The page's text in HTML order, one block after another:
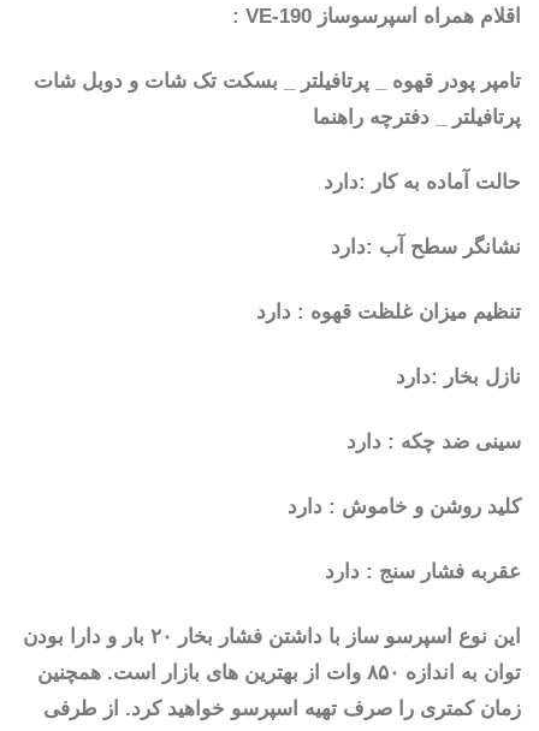
اقلام همراه اسپرسوساز VE-190 :
تامپر پودر قهوه _ پرتافیلتر _ بسکت تک شات و دوبل شات
پرتافیلتر _ دفترچه راهنما
حالت آماده به کار :دارد
نشانگر سطح آب :دارد
تنظیم میزان غلظت قهوه : دارد
نازل بخار :دارد
سینی ضد چکه : دارد
کلید روشن و خاموش : دارد
عقربه فشار سنج : دارد
این نوع اسپرسو ساز با داشتن فشار بخار ۲۰ بار و دارا بودن
توان به اندازه ۸۵۰ وات از بهترین های بازار است. همچنین
زمان کمتری را صرف تهیه اسپرسو خواهید کرد. از طرفی